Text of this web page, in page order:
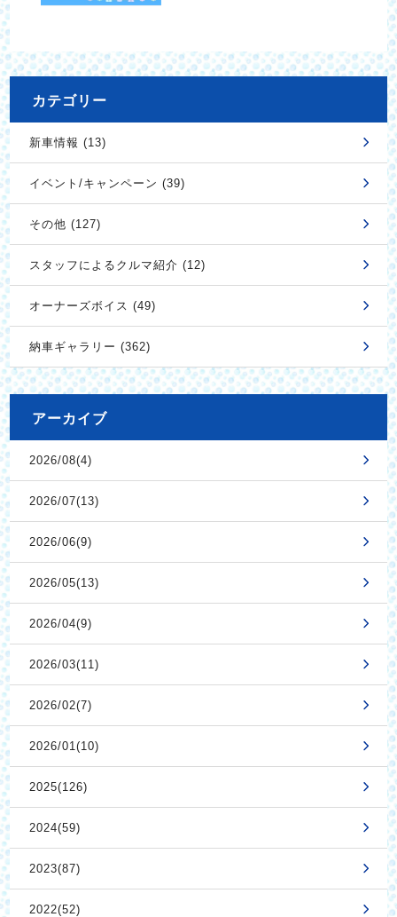
カテゴリー
新車情報 (13)
イベント/キャンペーン (39)
その他 (127)
スタッフによるクルマ紹介 (12)
オーナーズボイス (49)
納車ギャラリー (362)
アーカイブ
2026/08(4)
2026/07(13)
2026/06(9)
2026/05(13)
2026/04(9)
2026/03(11)
2026/02(7)
2026/01(10)
2025(126)
2024(59)
2023(87)
2022(52)